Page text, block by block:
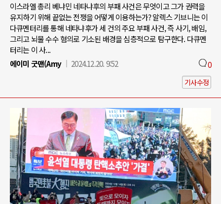
이스라엘 총리 베냐민 네타냐후의 부패 사건은 무엇이고 그가 권력을
유지하기 위해 끝없는 전쟁을 어떻게 이용하는가? 알렉스 기브니는 이
다큐멘터리를 통해 네타냐후가 세 건의 주요 부패 사건, 즉 사기, 배임,
그리고 뇌물 수수 혐의로 기소된 배경을 심층적으로 탐구한다. 다큐멘
터리는 이 사...
에이미 굿맨(Amy
2024.12.20. 9:52 0
기사수정